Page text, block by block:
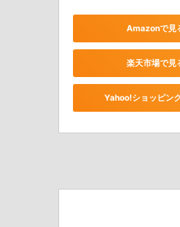
Amazonで見
楽天市場で見
Yahoo!ショッピン